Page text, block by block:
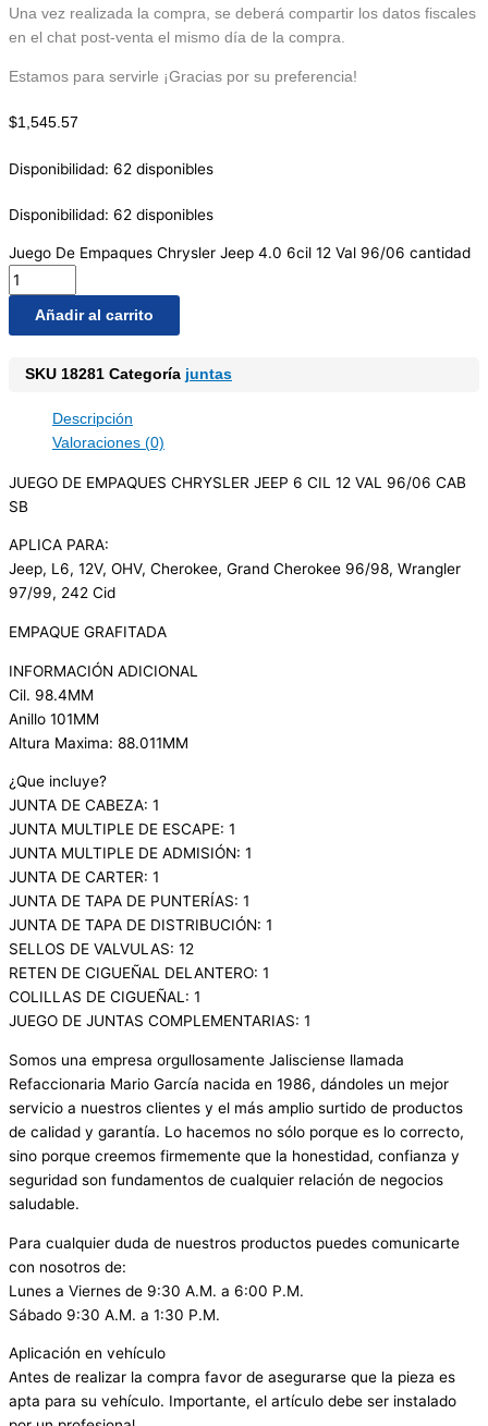
Una vez realizada la compra, se deberá compartir los datos fiscales
en el chat post-venta el mismo día de la compra.
Estamos para servirle ¡Gracias por su preferencia!
$1,545.57
Disponibilidad: 62 disponibles
Disponibilidad: 62 disponibles
Juego De Empaques Chrysler Jeep 4.0 6cil 12 Val 96/06 cantidad
Añadir al carrito
SKU 18281 Categoría juntas
Descripción
Valoraciones (0)
JUEGO DE EMPAQUES CHRYSLER JEEP 6 CIL 12 VAL 96/06 CAB
SB
APLICA PARA:
Jeep, L6, 12V, OHV, Cherokee, Grand Cherokee 96/98, Wrangler
97/99, 242 Cid
EMPAQUE GRAFITADA
INFORMACIÓN ADICIONAL
Cil. 98.4MM
Anillo 101MM
Altura Maxima: 88.011MM
¿Que incluye?
JUNTA DE CABEZA: 1
JUNTA MULTIPLE DE ESCAPE: 1
JUNTA MULTIPLE DE ADMISIÓN: 1
JUNTA DE CARTER: 1
JUNTA DE TAPA DE PUNTERÍAS: 1
JUNTA DE TAPA DE DISTRIBUCIÓN: 1
SELLOS DE VALVULAS: 12
RETEN DE CIGUEÑAL DELANTERO: 1
COLILLAS DE CIGUEÑAL: 1
JUEGO DE JUNTAS COMPLEMENTARIAS: 1
Somos una empresa orgullosamente Jalisciense llamada
Refaccionaria Mario García nacida en 1986, dándoles un mejor
servicio a nuestros clientes y el más amplio surtido de productos
de calidad y garantía. Lo hacemos no sólo porque es lo correcto,
sino porque creemos firmemente que la honestidad, confianza y
seguridad son fundamentos de cualquier relación de negocios
saludable.
Para cualquier duda de nuestros productos puedes comunicarte
con nosotros de:
Lunes a Viernes de 9:30 A.M. a 6:00 P.M.
Sábado 9:30 A.M. a 1:30 P.M.
Aplicación en vehículo
Antes de realizar la compra favor de asegurarse que la pieza es
apta para su vehículo. Importante, el artículo debe ser instalado